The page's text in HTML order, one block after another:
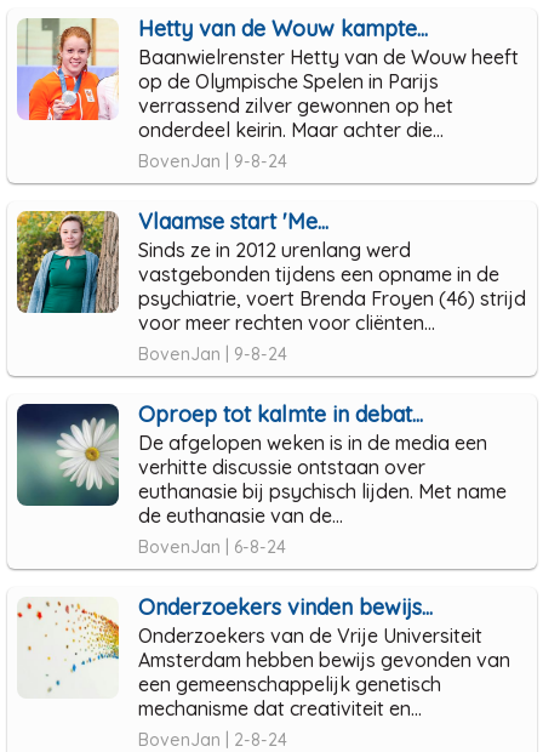
Hetty van de Wouw kampte...
Baanwielrenster Hetty van de Wouw heeft
op de Olympische Spelen in Parijs
verrassend zilver gewonnen op het
onderdeel keirin. Maar achter die...
BovenJan | 9-8-24
Vlaamse start 'Me...
Sinds ze in 2012 urenlang werd
vastgebonden tijdens een opname in de
psychiatrie, voert Brenda Froyen (46) strijd
voor meer rechten voor cliënten...
BovenJan | 9-8-24
Oproep tot kalmte in debat...
De afgelopen weken is in de media een
verhitte discussie ontstaan over
euthanasie bij psychisch lijden. Met name
de euthanasie van de...
BovenJan | 6-8-24
Onderzoekers vinden bewijs...
Onderzoekers van de Vrije Universiteit
Amsterdam hebben bewijs gevonden van
een gemeenschappelijk genetisch
mechanisme dat creativiteit en...
BovenJan | 2-8-24